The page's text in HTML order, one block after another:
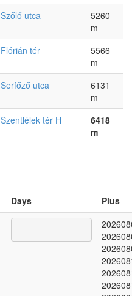
Szőlő utca
5260
m
Flórián tér
5566
m
Serfőző utca
6131
m
Szentlélek tér H
6418
m
Days
Plus